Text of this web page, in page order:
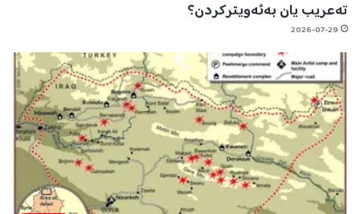
تەعریب یان بەئەویترکردن؟
2026-07-29